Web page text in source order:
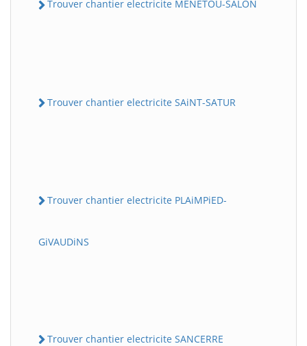
Trouver chantier electricite MENETOU-SALON
Trouver chantier electricite SAiNT-SATUR
Trouver chantier electricite PLAiMPiED-
GiVAUDiNS
Trouver chantier electricite SANCERRE